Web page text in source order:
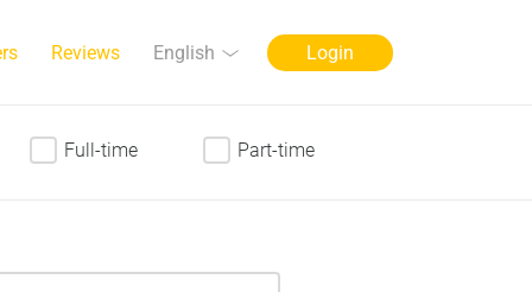
Reviews Language
English Login
Full-time Part-time